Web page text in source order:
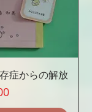
症からの解放